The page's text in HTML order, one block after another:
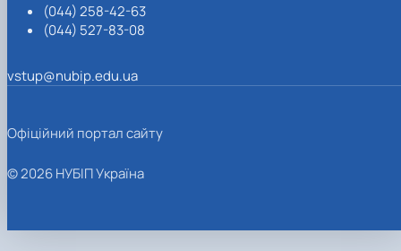
(044) 258-42-63
(044) 527-83-08
vstup@nubip.edu.ua
Офіційний портал сайту
© 2026 НУБІП Україна